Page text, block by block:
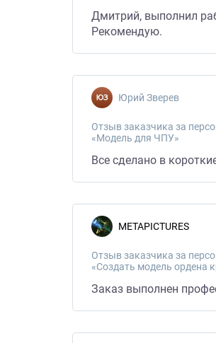
Дмитрий, выполнил
Рекомендую.
Юрий Зверев
Отзыв заказчика за
«Модель для ЧПУ»
Все сделано в
METAPICTURES
Отзыв заказчика за
«Создать модель ордена
Заказ выполнен